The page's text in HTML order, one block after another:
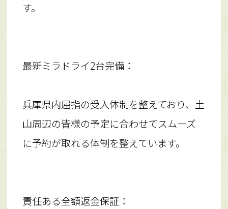
す。
最新ミラドライ2台完備：
兵庫県内屈指の受入体制を整えており、土
山周辺の皆様の予定に合わせてスムーズ
に予約が取れる体制を整えています。
責任ある全額返金保証：